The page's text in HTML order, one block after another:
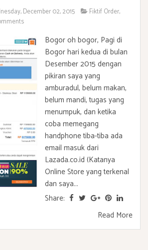
December 02, 2015 Fiktif Order,
Bogor oh bogor, Pagi di
Bogor hari kedua di bulan
Desember 2015 dengan
pikiran saya yang
amburadul, belum makan,
belum mandi, tugas yang
menumpuk, dan ketika
coba memegang
handphone tiba-tiba ada
email masuk dari
Lazada.co.id (Katanya
Online Store yang terkenal
dan saya...
Share:
Read More